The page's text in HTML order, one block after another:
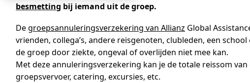
besmetting bij iemand uit de groep.
Degroepsannuleringsverzekering van Allianz Global
vrienden, collega’s, andere reisgenoten, clubleden, een
de groep door ziekte, ongeval of overlijden niet mee kan.
Met deze annuleringsverzekering kan je de totale reissom
groepsvervoer, catering, excursies, etc.